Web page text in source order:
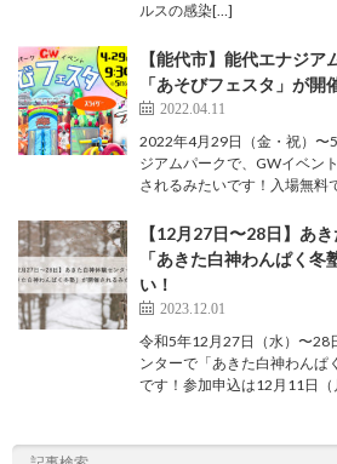
ルスの感染[…]
【能代市】能代エナジ
「あそびフェスタ」が開
2022.04.11
2022年4月29日（金・祝）〜
ジアムパークで、GWイベン
されるみたいです！入場無料
【12月27日〜28日】あ
「あきた白神わんぱく
い！
2023.12.01
令和5年12月27日（水）〜28
ンターで「あきた白神わんぱ
です！参加申込は12月11日